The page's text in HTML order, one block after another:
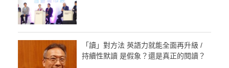
「讀」對方法 英語力就能全面再升級 /
持續性默讀 是假象？還是真正的閱讀？